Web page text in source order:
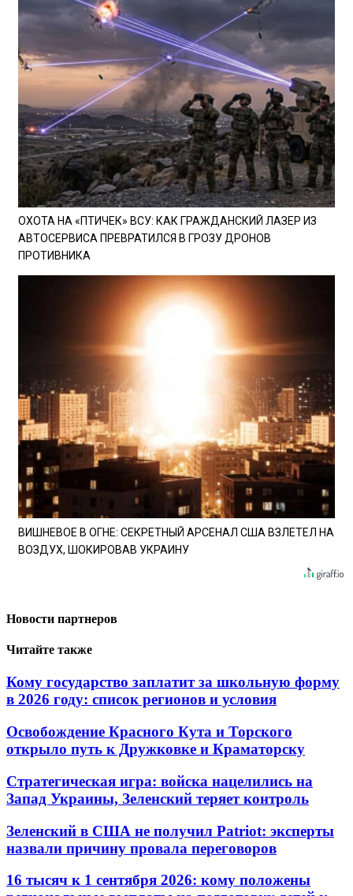
ОХОТА НА «ПТИЧЕК» ВСУ: КАК ГРАЖДАНСКИЙ ЛАЗЕР ИЗ
АВТОСЕРВИСА ПРЕВРАТИЛСЯ В ГРОЗУ ДРОНОВ
ПРОТИВНИКА
ВИШНЕВОЕ В ОГНЕ: СЕКРЕТНЫЙ АРСЕНАЛ США ВЗЛЕТЕЛ НА
ВОЗДУХ, ШОКИРОВАВ УКРАИНУ
Новости партнеров
Читайте также
Кому государство заплатит за школьную форму
в 2026 году: список регионов и условия
Освобождение Красного Кута и Торского
открыло путь к Дружковке и Краматорску
Стратегическая игра: войска нацелились на
Запад Украины, Зеленский теряет контроль
Зеленский в США не получил Patriot: эксперты
назвали причину провала переговоров
16 тысяч к 1 сентября 2026: кому положены